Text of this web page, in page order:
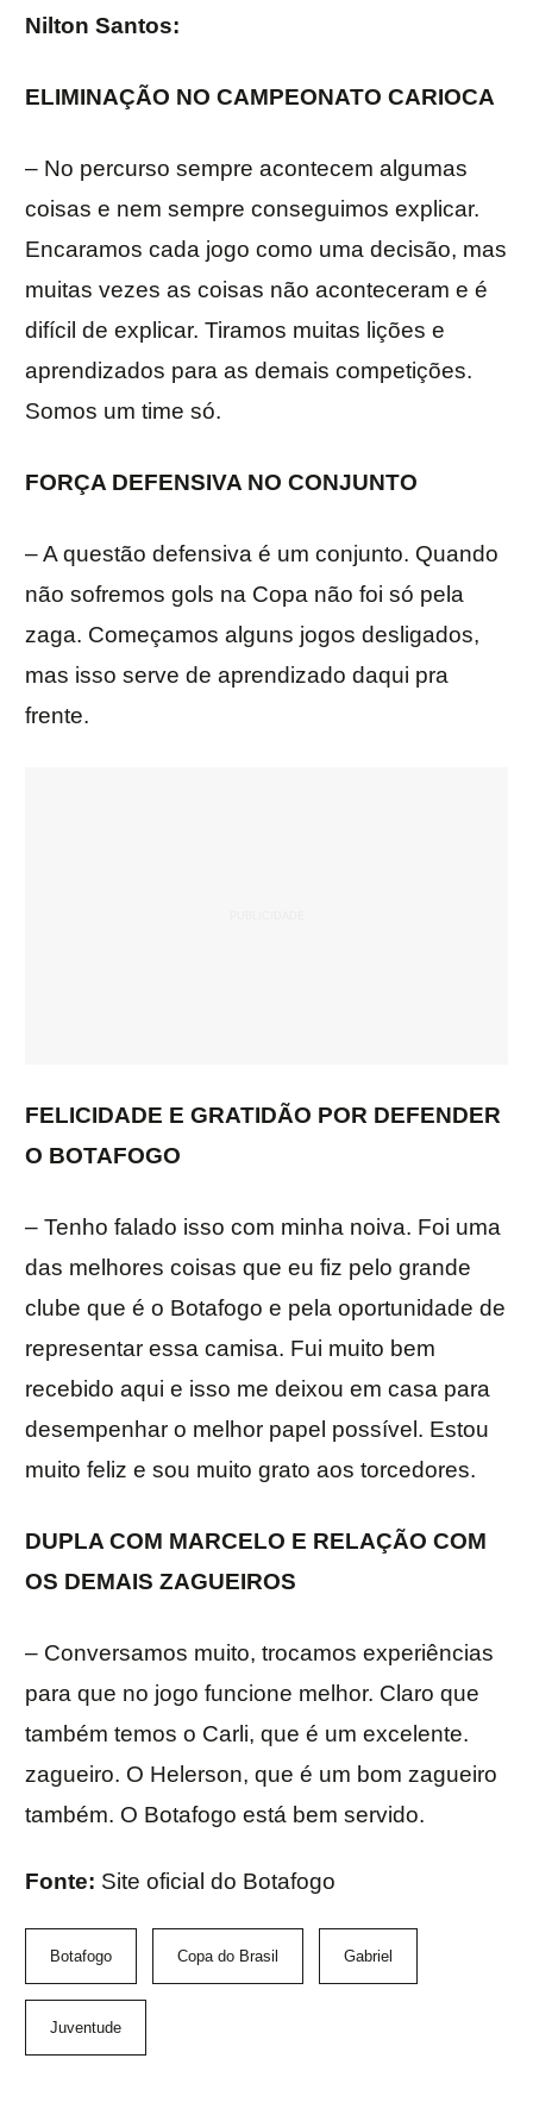
Nilton Santos:
ELIMINAÇÃO NO CAMPEONATO CARIOCA
– No percurso sempre acontecem algumas
coisas e nem sempre conseguimos explicar.
Encaramos cada jogo como uma decisão, mas
muitas vezes as coisas não aconteceram e é
difícil de explicar. Tiramos muitas lições e
aprendizados para as demais competições.
Somos um time só.
FORÇA DEFENSIVA NO CONJUNTO
– A questão defensiva é um conjunto. Quando
não sofremos gols na Copa não foi só pela
zaga. Começamos alguns jogos desligados,
mas isso serve de aprendizado daqui pra
frente.
FELICIDADE E GRATIDÃO POR DEFENDER
O BOTAFOGO
– Tenho falado isso com minha noiva. Foi uma
das melhores coisas que eu fiz pelo grande
clube que é o Botafogo e pela oportunidade de
representar essa camisa. Fui muito bem
recebido aqui e isso me deixou em casa para
desempenhar o melhor papel possível. Estou
muito feliz e sou muito grato aos torcedores.
DUPLA COM MARCELO E RELAÇÃO COM
OS DEMAIS ZAGUEIROS
– Conversamos muito, trocamos experiências
para que no jogo funcione melhor. Claro que
também temos o Carli, que é um excelente.
zagueiro. O Helerson, que é um bom zagueiro
também. O Botafogo está bem servido.
Fonte: Site oficial do Botafogo
Botafogo Copa do Brasil Gabriel
Juventude